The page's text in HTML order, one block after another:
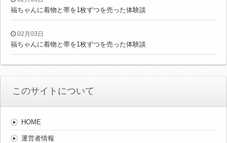
福ちゃんに着物と帯を1枚ずつを売った体験談
02月03日
福ちゃんに着物と帯を1枚ずつを売った体験談
このサイトについて
HOME
運営者情報